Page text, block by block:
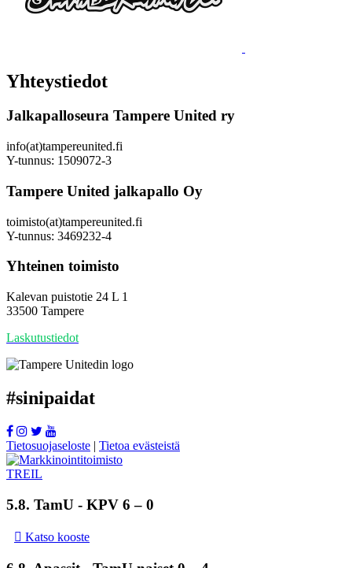
Yhteystiedot
Jalkapalloseura Tampere United ry
info(at)tampereunited.fi
Y-tunnus: 1509072-3
Tampere United jalkapallo Oy
toimisto(at)tampereunited.fi
Y-tunnus: 3469232-4
Yhteinen toimisto
Kalevan puistotie 24 L 1
33500 Tampere
Laskutustiedot
#sinipaidat
Tietosuojaseloste | Tietoa evästeistä
5.8. TamU - KPV 6 – 0
Katso kooste